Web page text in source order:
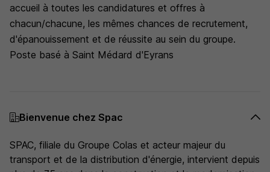
accueil à toutes les candidatures et offres à
chacun/chacune, les mêmes chances de recrutement,
d'épanouissement et de réussite au sein du groupe.
Poste basé à Saint Médard d'Eyrans
Bienvenue chez Spac
SPAC, filiale du Groupe Colas et acteur majeur du
transport et de la distribution d'énergie, intervient depuis